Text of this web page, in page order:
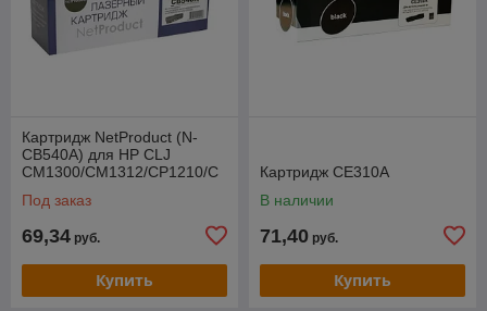
Картридж NetProduct (N-
CB540A) для HP CLJ
CM1300/CM1312/CP1210/C
Под заказ
69,34 руб.
Купить
Картридж CE310A
В наличии
71,40 руб.
Купить